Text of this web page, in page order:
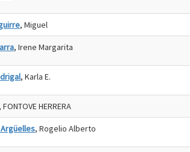
, Miguel
, Irene Margarita
, Karla E.
, FONTOVE HERRERA
, Rogelio Alberto